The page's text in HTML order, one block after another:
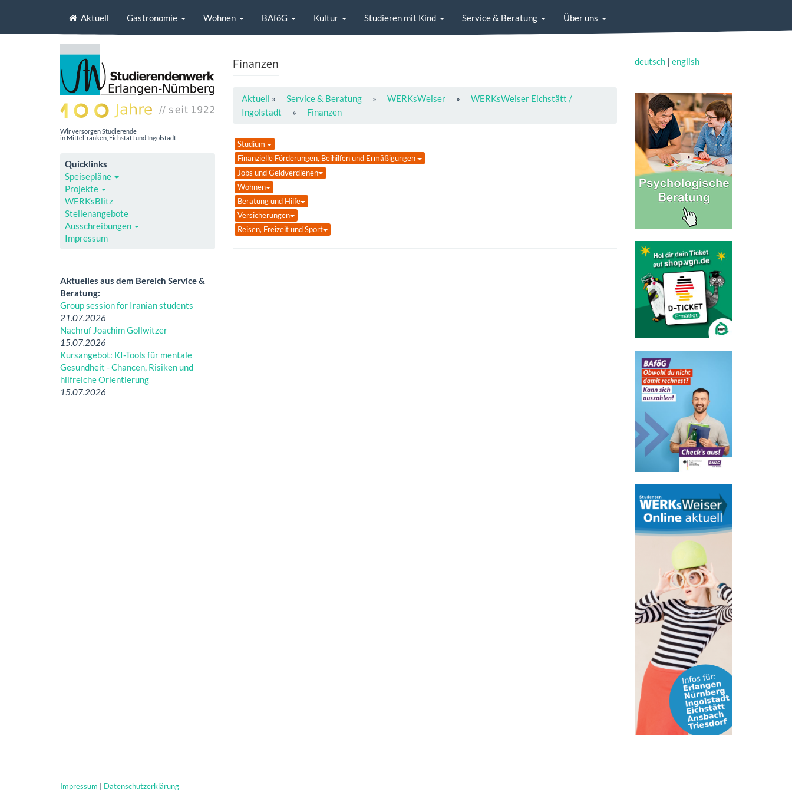
Aktuell Gastronomie Wohnen BAföG Kultur Studieren mit Kind Service & Beratung Über uns
Wir versorgen Studierende
in Mittelfranken, Eichstätt und Ingolstadt
Quicklinks
Speisepläne
Projekte
WERKsBlitz
Stellenangebote
Ausschreibungen
Impressum
Aktuelles aus dem Bereich Service &
Beratung:
Group session for Iranian students
21.07.2026
Nachruf Joachim Gollwitzer
15.07.2026
Kursangebot: KI-Tools für mentale
Gesundheit - Chancen, Risiken und
hilfreiche Orientierung
15.07.2026
Finanzen
Aktuell » Service & Beratung » WERKsWeiser »
WERKsWeiser Eichstätt /
Ingolstadt
» Finanzen
Studium
Finanzielle Förderungen, Beihilfen und Ermäßigungen
Jobs und Geldverdienen
Wohnen
Beratung und Hilfe
Versicherungen
Reisen, Freizeit und Sport
deutsch | english
Impressum Datenschutzerklärung